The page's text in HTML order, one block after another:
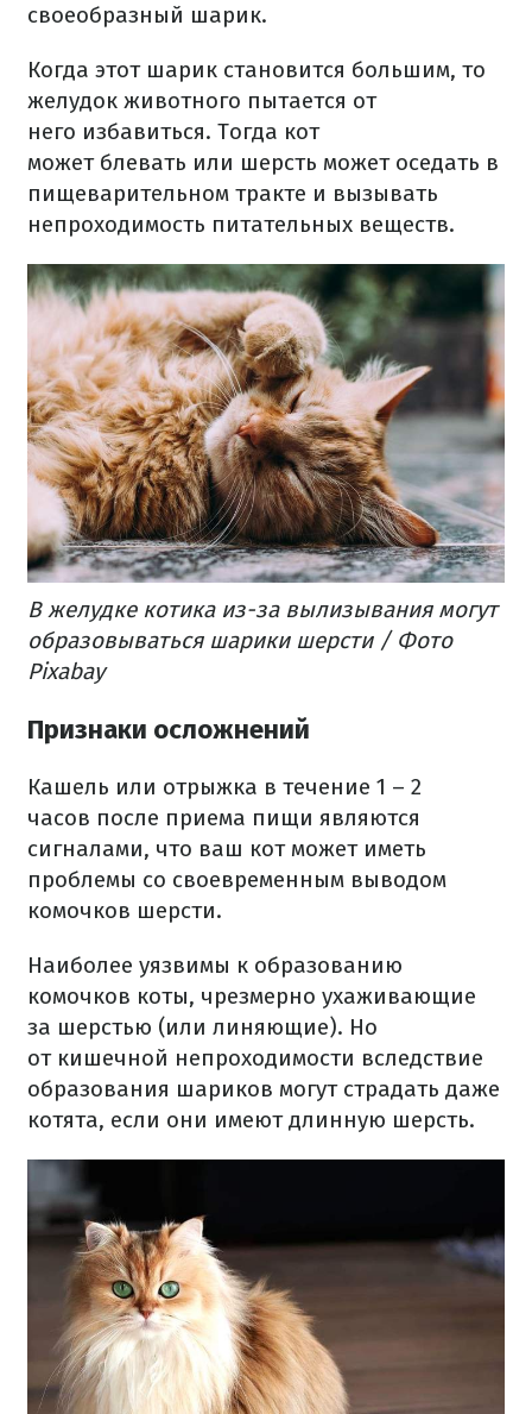
своеобразный шарик.
Когда этот шарик становится большим, то
желудок животного пытается от
него избавиться. Тогда кот
может блевать или шерсть может оседать в
пищеварительном тракте и вызывать
непроходимость питательных веществ.
В желудке котика из-за вылизывания могут
образовываться шарики шерсти / Фото
Pixabay
Признаки осложнений
Кашель или отрыжка в течение 1 – 2
часов после приема пищи являются
сигналами, что ваш кот может иметь
проблемы со своевременным выводом
комочков шерсти.
Наиболее уязвимы к образованию
комочков коты, чрезмерно ухаживающие
за шерстью (или линяющие). Но
откишечной непроходимости вследствие
образования шариков могут страдать даже
котята, если они имеют длинную шерсть.